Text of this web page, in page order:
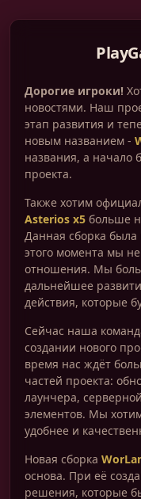
Дорогие игроки!
новостями. Наш
этап развития и
новым названием -
названия, а начало
проекта.
Также хотим
Asterios x5 больше
Данная сборка была
этого момента мы
отношения. Мы
дальнейшее
действия, которые
Сейчас наша
создании нового
время нас ждёт
частей проекта:
лаунчера,
элементов. Мы
удобнее и
Новая сборка
основа. При её
решения, которые